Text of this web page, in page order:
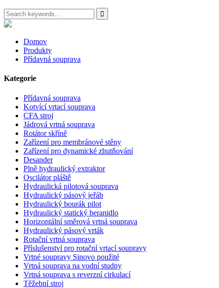
Domov
Produkty
Přídavná souprava
Kategorie
Přídavná souprava
Kotvící vrtací souprava
CFA stroj
Jádrová vrtná souprava
Rotátor skříně
Zařízení pro membránové stěny
Zařízení pro dynamické zhutňování
Desander
Plně hydraulický extraktor
Oscilátor pláště
Hydraulická pilotová souprava
Hydraulický pásový jeřáb
Hydraulický bourák pilot
Hydraulický statický beranidlo
Horizontální směrová vrtná souprava
Hydraulický pásový vrták
Rotační vrtná souprava
Příslušenství pro rotační vrtací soupravy
Vrtné soupravy Sinovo použité
Vrtná souprava na vodní studny
Vrtná souprava s reverzní cirkulací
Těžební stroj